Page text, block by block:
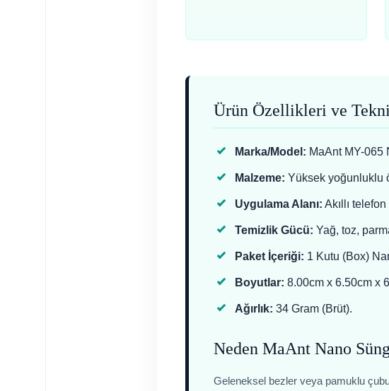
Ürün Özellikleri ve
Marka/Model: MaAnt MY-065
Malzeme: Yüksek yoğunluklu
Uygulama Alanı: Akıllı
Temizlik Gücü: Yağ, toz,
Paket İçeriği: 1 Kutu (Box)
Boyutlar: 8.00cm x 6.50cm x
Ağırlık: 34 Gram (Brüt).
Neden MaAnt Nano
Geleneksel bezler veya pamuklu